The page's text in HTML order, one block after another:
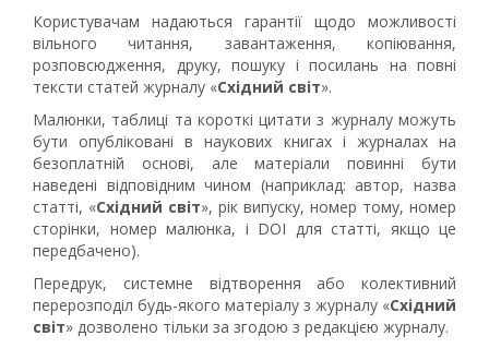
Користувачам надаються гарантії щодо можливості
вільного читання, завантаження, копіювання,
розповсюдження, друку, пошуку і посилань на повні
тексти статей журналу «Східний світ».
Малюнки, таблиці та короткі цитати з журналу можуть
бути опубліковані в наукових книгах і журналах на
безоплатній основі, але матеріали повинні бути
наведені відповідним чином (наприклад: автор, назва
статті, «Східний світ», рік випуску, номер тому, номер
сторінки, номер малюнка, і DOI для статті, якщо це
передбачено).
Передрук, системне відтворення або колективний
перерозподіл будь-якого матеріалу з журналу «Східний
світ» дозволено тільки за згодою з редакцією журналу.